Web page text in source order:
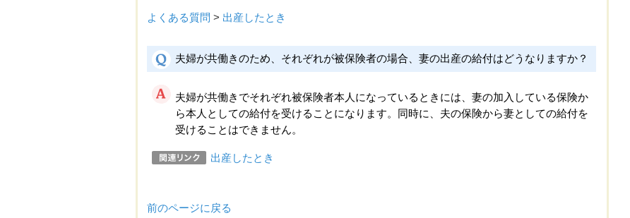
よくある質問 > 出産したとき
夫婦が共働きのため、それぞれが被保険者の場合、妻の出産の給付はどうなりますか？
夫婦が共働きでそれぞれ被保険者本人になっているときには、妻の加入している保険か
ら本人としての給付を受けることになります。同時に、夫の保険から妻としての給付を
受けることはできません。
出産したとき
前のページに戻る